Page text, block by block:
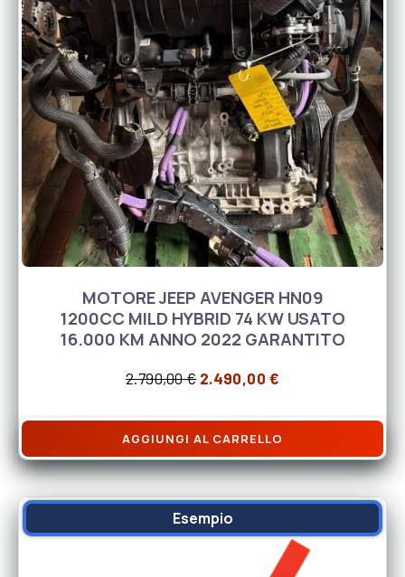
MOTORE JEEP AVENGER HN09
1200CC MILD HYBRID 74 KW USATO
16.000 KM ANNO 2022 GARANTITO
2.790,00€ Il prezzo originale era:
2.490,00 €Il prezzo attuale
AGGIUNGI AL CARRELLO
Esempio